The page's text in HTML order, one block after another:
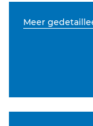
Meer